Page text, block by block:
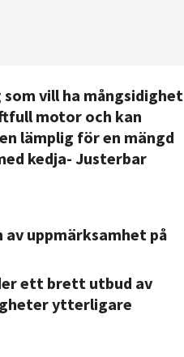
vill ha mångsidighet
motor och kan
lämplig för en mängd
kedja- Justerbar
uppmärksamhet på
ett brett utbud av
ytterligare